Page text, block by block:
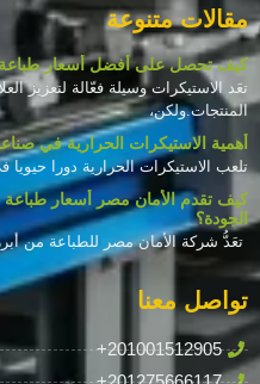
مقالات متنوعة
كيف تحصل على أفضل أسعار طباعة
تعَد الاستيكرات وسيلة فعّالة لتعزيز
المنتجات.ولكن،
أهمية الاستيكرات الحرارية في
تلعب الاستيكرات الحرارية دورا
كيف تقدم الأمان مصر أسعار
الجودة؟
تعَدُّ شركة الأمان مصر للطباعة من
تواصل معنا
+201001512905